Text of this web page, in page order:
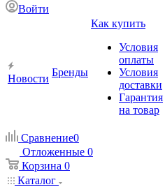
Войти
Новости
Бренды
Как купить
Условия
оплаты
Условия
доставки
Гарантия
на товар
Сравнение0
Отложенные 0
Корзина 0
Каталог